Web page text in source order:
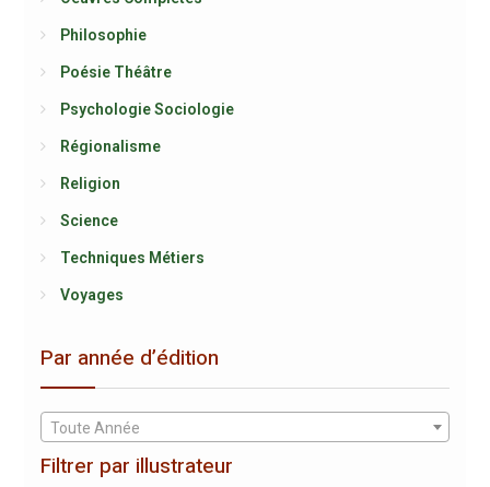
Philosophie
Poésie Théâtre
Psychologie Sociologie
Régionalisme
Religion
Science
Techniques Métiers
Voyages
Par année d’édition
Toute Année
Filtrer par illustrateur